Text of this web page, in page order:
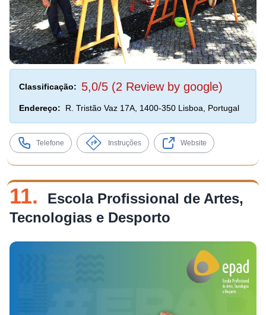
Classificação: 5,0/5 (2 Review by google)
Endereço: R. Tristão Vaz 17A, 1400-350 Lisboa, Portugal
Telefone Instruções Website
11.
Escola Profissional de Artes,
Tecnologias e Desporto